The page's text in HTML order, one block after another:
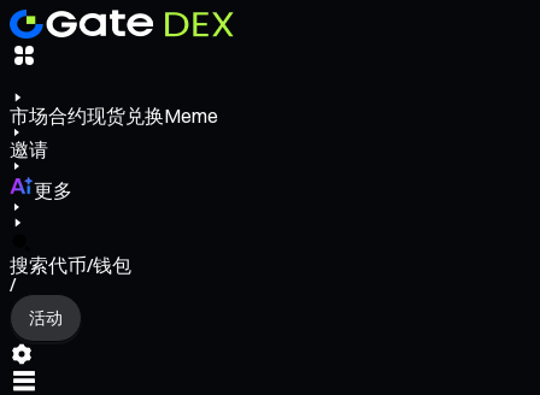
市场合约现货兑换Meme
邀请
更多
搜索代币/钱包
/
活动